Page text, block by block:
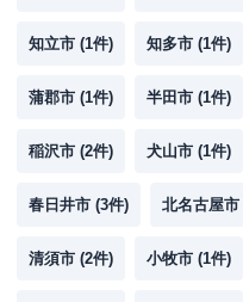
知立市 (1件) 知多市 (1件)
蒲郡市 (1件) 半田市 (1件)
稲沢市 (2件) 犬山市 (1件)
春日井市 (3件) 北名古屋市
清須市 (2件) 小牧市 (1件)